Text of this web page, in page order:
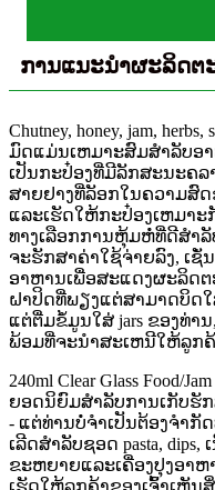
ການແນະນໍາຜະລິດຕ
Chutney, honey, jam,
ມົດແມ່ນເຫມາະສົມສໍາລັບອາ
ເປັນກະປ໋ອງທີ່ມີລັກສະນະຄ
ສາຍຢາງທີ່ລັອກໃນຄວາມສົ
ແລະເຮັດໃຫ້ກະປ໋ອງເຫມາ
ທາງເລືອກການຫຸ້ມຫໍ່ທີ່ດີສໍາ
ຈະຮັກສາຄ່າໃຊ້ຈ່າຍລົງ, ເ
ອາຫານເພື່ອສະແດງຜະລິດ
ຝາປິດທີ່ພຽງແຕ່ສາມາດບິດ
ແຕ່​ຕື່ມ​ຂໍ້​ມູນ​ໃສ່ jars ຂອງ​ທ່າ
ພ້ອມ​ທີ່​ຈະ​ນໍາ​ສະ​ເຫນີ​ໃຫ້​ລູກ​
240ml Clear Glass Food/
ຍອດນິຍົມສໍາລັບການເກັບຮັກສ
- ແຕ່ທ່ານບໍ່ຈໍາເປັນຕ້ອງຈໍາກັ
ເລີດສໍາລັບຊອດ pasta,
ຂະຫຍາຍແລະເຄື່ອງປຸງອາຫາ
ເຮັດໃຫ້ລູກຄ້າຂອງເຈົ້າເຫັນ